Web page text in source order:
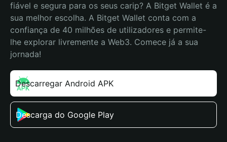
fiável e segura para os seus carip? A Bitget Wallet é a
sua melhor escolha. A Bitget Wallet conta com a
confiança de 40 milhões de utilizadores e permite-
lhe explorar livremente a Web3. Comece já a sua
jornada!
Descarregar Android APK
Descarga do Google Play